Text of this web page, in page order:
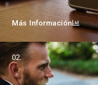
Más Información
02.